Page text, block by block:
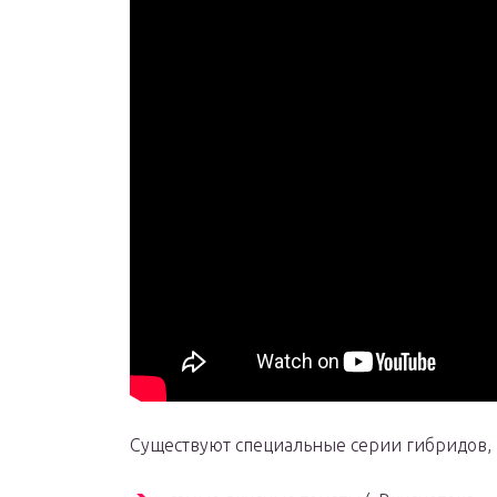
Существуют специальные серии гибридов,